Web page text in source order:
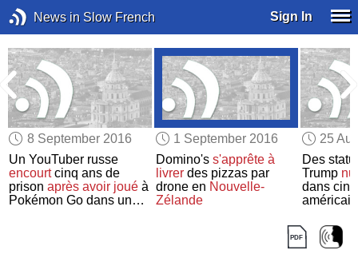
News in Slow French Sign In
8 September 2016
Un YouTuber russe
encourtcinq ans de
prisonaprès avoir joué à
Pokémon Go dans une
1 September 2016
Domino's s'apprête à
livrerdes pizzas par
drone en Nouvelle-
Zélande
25
Des
Trump nu
dans